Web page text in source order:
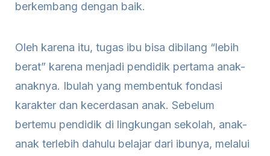
berkembang dengan baik.
Oleh karena itu, tugas ibu bisa dibilang “lebih
berat” karena menjadi pendidik pertama anak-
anaknya. Ibulah yang membentuk fondasi
karakter dan kecerdasan anak. Sebelum
bertemu pendidik di lingkungan sekolah, anak-
anak terlebih dahulu belajar dari ibunya, melalui